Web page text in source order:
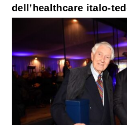
dell’healthcare italo-